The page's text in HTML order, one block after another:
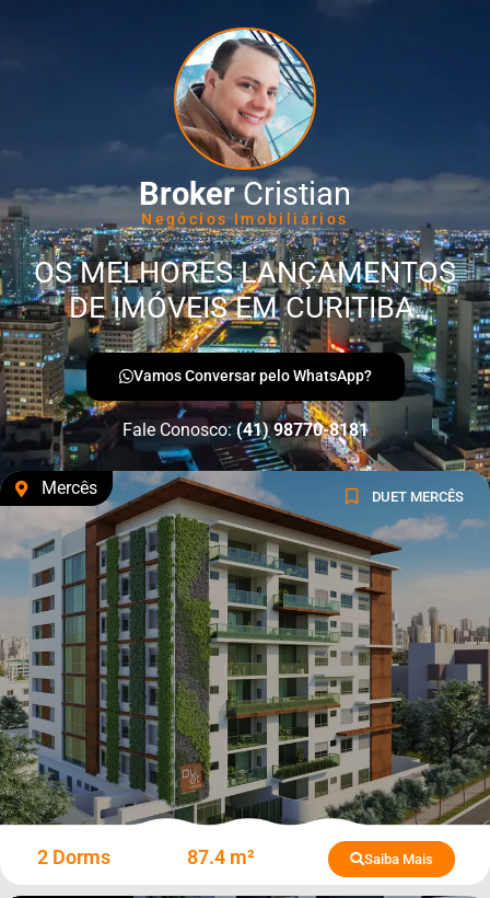
BrokerCristian
Negócios Imobiliários
OS MELHORES LANÇAMENTOS
DE IMÓVEIS EM CURITIBA.
Vamos Conversar pelo WhatsApp?
Fale Conosco:(41) 98770-8181
Mercês DUET MERCÊS
2 Dorms 87.4 m² Saiba Mais